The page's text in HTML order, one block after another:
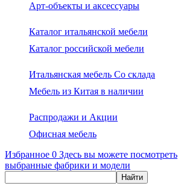
Арт-объекты и аксессуары
Каталог итальянской мебели
Каталог российской мебели
Итальянская мебель Со склада
Мебель из Китая в наличии
Распродажи и Акции
Офисная мебель
Избранное 0 Здесь вы можете посмотреть
выбранные фабрики и модели